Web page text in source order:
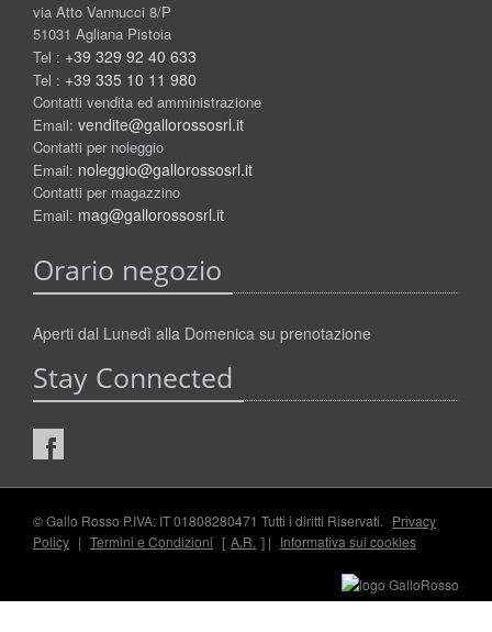
via Atto Vannucci 8/P
51031 Agliana Pistoia
Tel : +39 329 92 40 633
Tel : +39 335 10 11 980
Contatti vendita ed amministrazione
Email: vendite@gallorossosrl.it
Contatti per noleggio
Email: noleggio@gallorossosrl.it
Contatti per magazzino
Email: mag@gallorossosrl.it
Orario negozio
Aperti dal Lunedì alla Domenica su prenotazione
Stay Connected
© Gallo Rosso P.IVA: IT 01808280471 Tutti i diritti Riservati. Privacy
Policy | Termini e Condizioni [ A.R. ] | Informativa sui cookies